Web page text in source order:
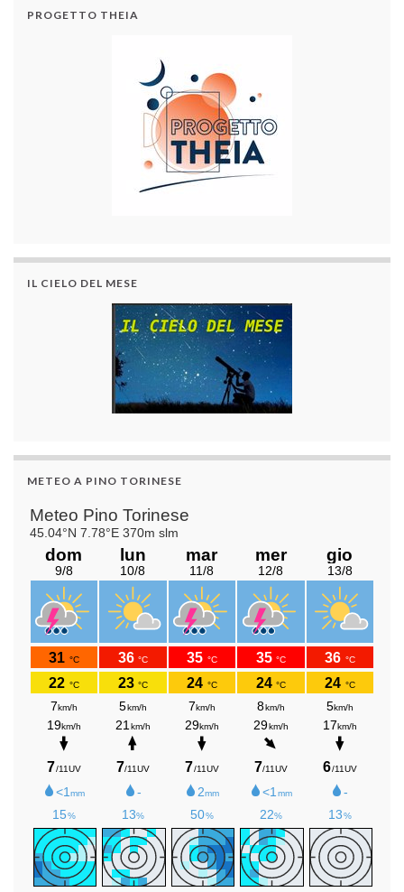
PROGETTO THEIA
IL CIELO DEL MESE
METEO A PINO TORINESE